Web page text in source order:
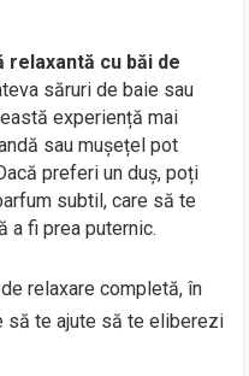
cu băi de
săruri de baie sau
experiență mai
sau mușețel pot
preferi un duș, poți
subtil, care să te
a fi prea puternic.
relaxare completă, în
să te ajute să te eliberezi